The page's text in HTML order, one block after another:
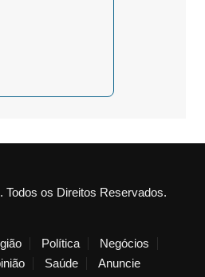
os Direitos Reservados.
Política
Negócios
Saúde Anuncie